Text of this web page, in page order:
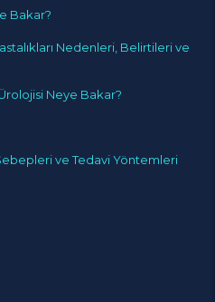
Bakar?
Nedenleri, Belirtileri ve
Neye Bakar?
ve Tedavi Yöntemleri